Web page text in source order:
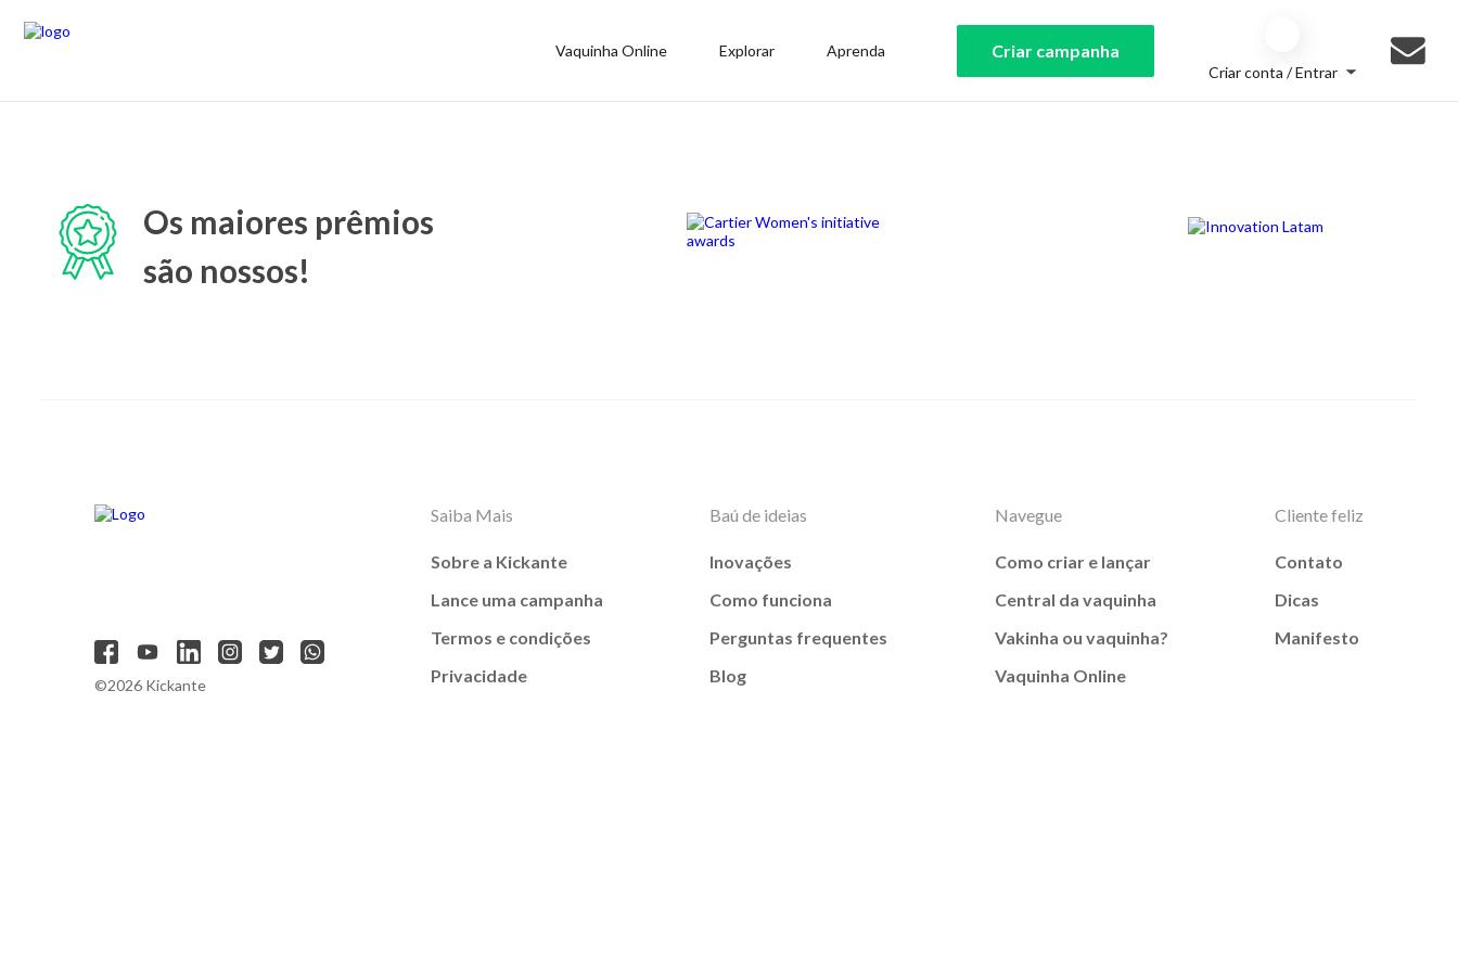
Vaquinha Online Explorar Aprenda Criar campanha
Criar conta / Entrar
Os maiores prêmios
são nossos!
©2026 Kickante
Saiba Mais
Sobre a Kickante
Lance uma campanha
Termos e condições
Privacidade
Baú de ideias
Inovações
Como funciona
Perguntas frequentes
Blog
Navegue
Como criar e lançar
Central da vaquinha
Vakinha ou vaquinha?
Vaquinha Online
Cliente feliz
Contato
Dicas
Manifesto